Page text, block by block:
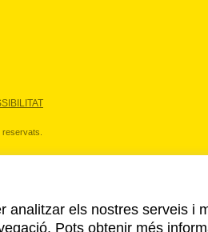
analitzar els nostres serveis i
Pots obtenir més